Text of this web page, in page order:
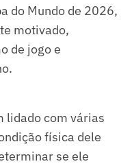
do Mundo de 2026,
motivado,
de jogo e
lidado com várias
física dele
se ele